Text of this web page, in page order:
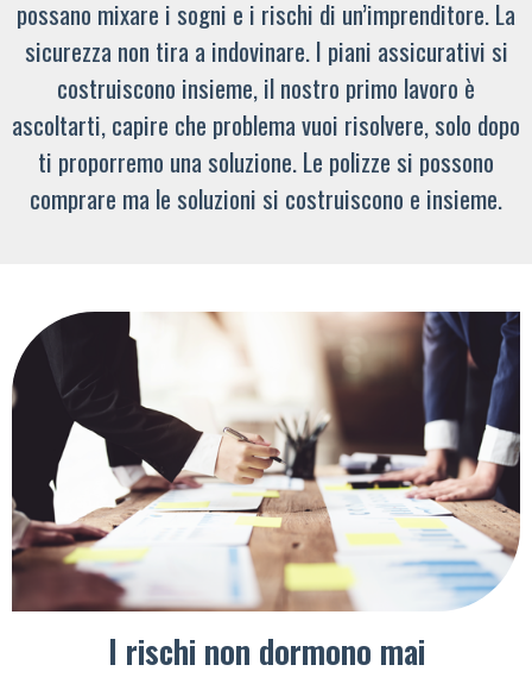
possano mixare i sogni e i rischi di un’imprenditore. La
sicurezza non tira a indovinare. I piani assicurativi si
costruiscono insieme, il nostro primo lavoro è
ascoltarti, capire che problema vuoi risolvere, solo dopo
ti proporremo una soluzione. Le polizze si possono
comprare ma le soluzioni si costruiscono e insieme.
I rischi non dormono mai